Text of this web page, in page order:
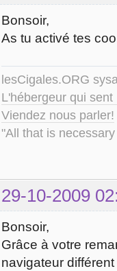
Bonsoir,
As tu activé tes
lesCigales.ORG
L'hébergeur qui
Viendez nous parler!
"All that is
29-10-2009
Bonsoir,
Grâce à votre
navigateur